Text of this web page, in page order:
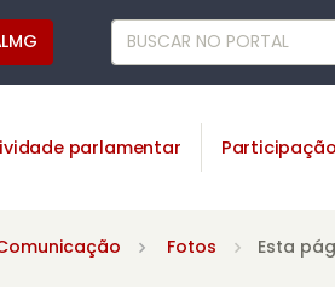
parlamentar Participação
Fotos Esta